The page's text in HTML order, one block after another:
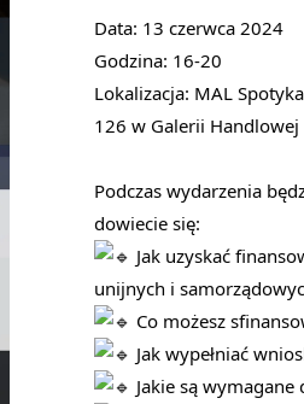
Data: 13 czerwca 2024
Godzina: 16-20
Lokalizacja: MAL
126 w Galerii
Podczas wydarzenia
dowiecie się:
Jak uzyskać
unijnych i
Co możesz
Jak wypełniać
Jakie są wymagane